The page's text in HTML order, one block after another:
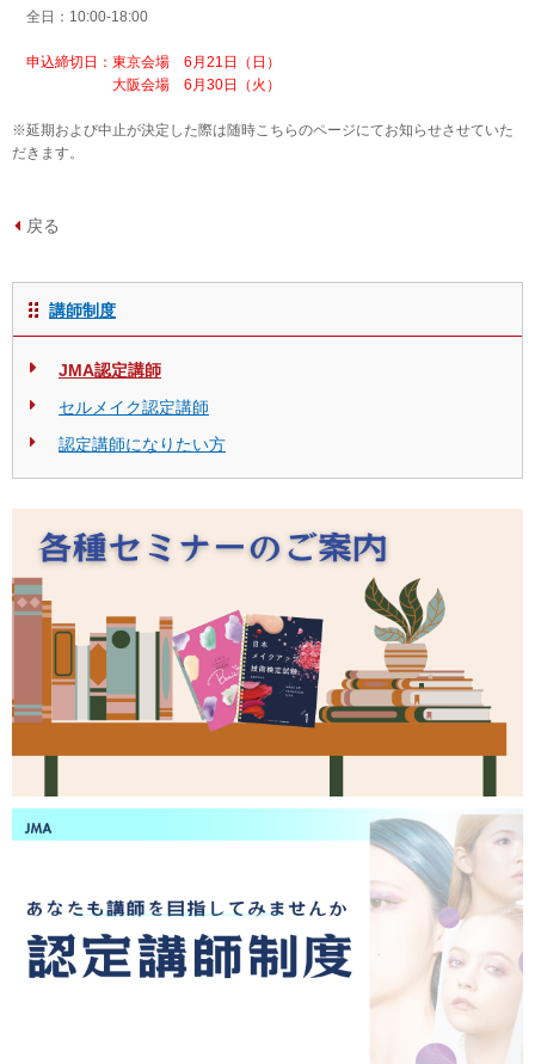
全日：10:00-18:00
申込締切日：東京会場 6月21日（日）
大阪会場 6月30日（火）
※延期および中止が決定した際は随時こちらのページにてお知らせさせていた
だきます。
戻る
講師制度
JMA認定講師
セルメイク認定講師
認定講師になりたい方